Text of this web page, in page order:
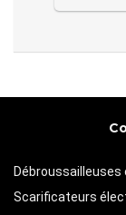
Débroussailleuses
Scarificateurs